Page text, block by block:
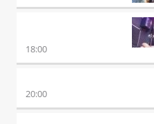
18:00
20:00